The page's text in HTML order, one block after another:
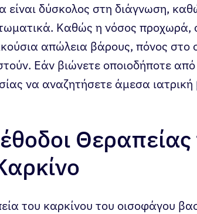
είναι δύσκολος στη διάγνωση,
Καθώς η νόσος
απώλεια βάρους, πόνος στο
Εάν βιώνετε οποιοδήποτε
να αναζητήσετε άμεσα ιατρική
Θεραπείας
του καρκίνου του οισοφάγου